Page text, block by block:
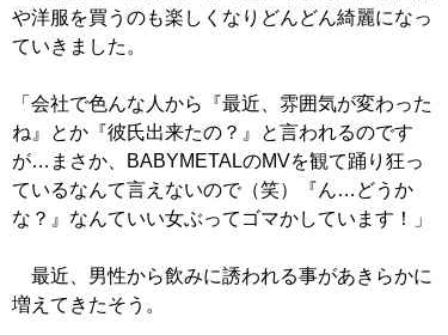
や洋服を買うのも楽しくなりどんどん綺麗になっ
ていきました。
「会社で色んな人から『最近、雰囲気が変わった
ね』とか『彼氏出来たの？』と言われるのです
が…まさか、BABYMETALのMVを観て踊り狂っ
ているなんて言えないので（笑）『ん…どうか
な？』なんていい女ぶってゴマかしています！」
最近、男性から飲みに誘われる事があきらかに
増えてきたそう。